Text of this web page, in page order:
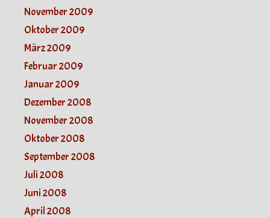
November 2009
Oktober 2009
März 2009
Februar 2009
Januar 2009
Dezember 2008
November 2008
Oktober 2008
September 2008
Juli 2008
Juni 2008
April 2008